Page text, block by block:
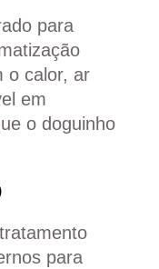
para
o calor, ar
em
o doguinho
para